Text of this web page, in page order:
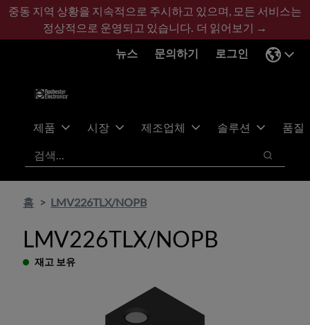
기
콘
바
글
중동 지역 상황을 지속적으로 주시하고 있으며, 모든 서비스는
정상적으로 운영되고 있습니다. 더 읽어보기 →
뉴스
문의하기 로그인
제품 시장 제조업체 솔루션
품질
검색
검색
홈 LMV226TLX/NOPB
LMV226TLX/NOPB
재고 보유